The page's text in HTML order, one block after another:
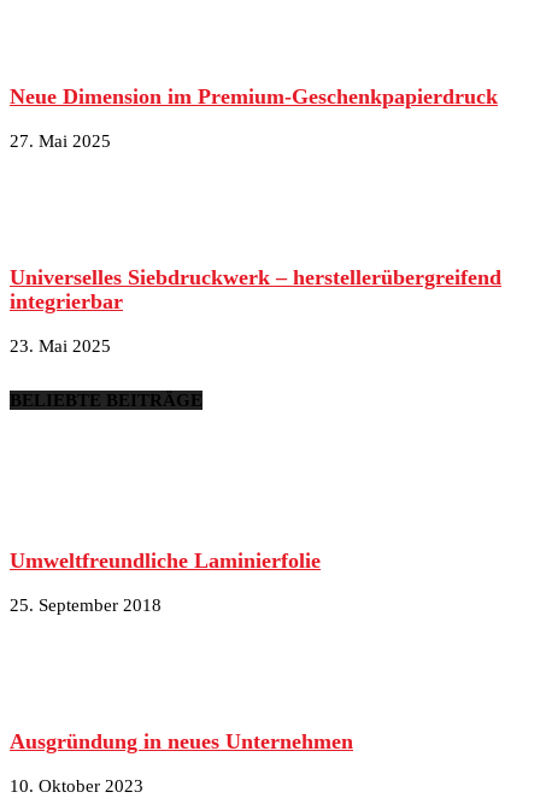
Neue Dimension im Premium-Geschenkpapierdruck
27. Mai 2025
Universelles Siebdruckwerk – herstellerübergreifend
integrierbar
23. Mai 2025
BELIEBTE BEITRÄGE
Umweltfreundliche Laminierfolie
25. September 2018
Ausgründung in neues Unternehmen
10. Oktober 2023